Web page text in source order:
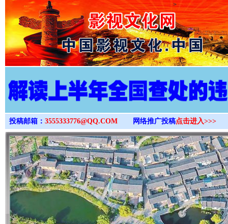
>
投稿邮箱： 3555333776@QQ.COM 网络推广投稿点击进入>>>